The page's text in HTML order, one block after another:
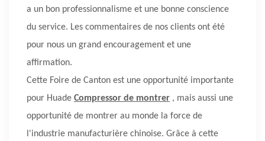
a un bon professionnalisme et une bonne conscience
du service. Les commentaires de nos clients ont été
pour nous un grand encouragement et une
affirmation.
Cette Foire de Canton est une opportunité importante
pour Huade Compressor de montrer , mais aussi une
opportunité de montrer au monde la force de
l'industrie manufacturière chinoise. Grâce à cette